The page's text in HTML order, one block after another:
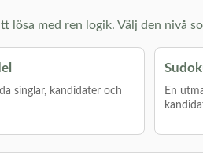
lösa med ren logik. Välj den nivå
singlar, kandidater och
En